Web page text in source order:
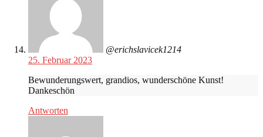
@erichslavicek1214
25. Februar 2023
Bewunderungswert, grandios, wunderschöne Kunst!
Dankeschön
Antworten